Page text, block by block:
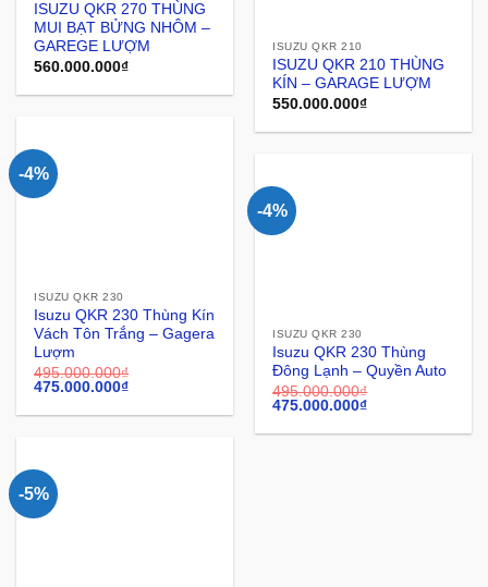
ISUZU QKR 270 THÙNG
MUI BẠT BỬNG NHÔM –
GAREGE LƯỢM
560.000.000₫
ISUZU QKR 210
ISUZU QKR 210 THÙNG
KÍN – GARAGE LƯỢM
550.000.000₫
-4%
ISUZU QKR 230
Isuzu QKR 230 Thùng Kín
Vách Tôn Trắng – Gagera
Lượm
495.000.000₫
475.000.000₫
-4%
ISUZU QKR 230
Isuzu QKR 230 Thùng
Đông Lạnh – Quyền Auto
495.000.000₫
475.000.000₫
-5%